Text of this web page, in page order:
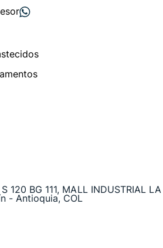
120 BG 111, MALL INDUSTRIAL LA
- Antioquia, COL